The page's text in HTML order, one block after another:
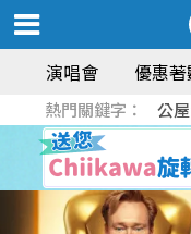
演唱會 優惠著
熱門關鍵字： 公